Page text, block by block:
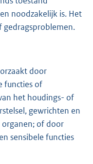
noodzakelijk is. Het
gedragsproblemen.
door
functies of
het houdings- of
gewrichten en
of door
sensibele functies